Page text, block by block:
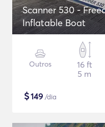
Scanner 530 -
Inflatable Boat
Outros
16 ft
5 m
$149 /dia